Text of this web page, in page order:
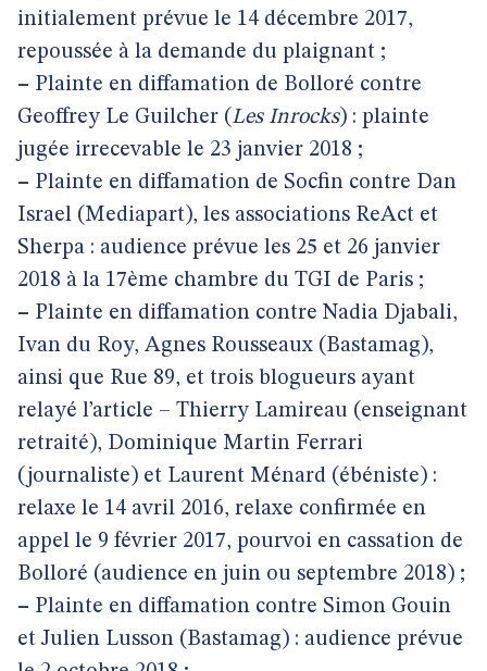
initialement prévue le 14 décembre 2017,
repoussée à la demande du plaignant ;
– Plainte en diffamation de Bolloré contre
Geoffrey Le Guilcher (Les Inrocks) : plainte
jugée irrecevable le 23 janvier 2018 ;
– Plainte en diffamation de Socfin contre Dan
Israel (Mediapart), les associations ReAct et
Sherpa : audience prévue les 25 et 26 janvier
2018 à la 17ème chambre du TGI de Paris ;
– Plainte en diffamation contre Nadia Djabali,
Ivan du Roy, Agnes Rousseaux (Bastamag),
ainsi que Rue 89, et trois blogueurs ayant
relayé l’article – Thierry Lamireau (enseignant
retraité), Dominique Martin Ferrari
(journaliste) et Laurent Ménard (ébéniste) :
relaxe le 14 avril 2016, relaxe confirmée en
appel le 9 février 2017, pourvoi en cassation de
Bolloré (audience en juin ou septembre 2018) ;
– Plainte en diffamation contre Simon Gouin
et Julien Lusson (Bastamag) : audience prévue